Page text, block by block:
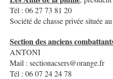
Tél : 06 27 73 81 20
Société de chasse privée
Section des anciens
ANTONI
Mail : sectionacsers@orange.fr
Tél : 06 07 24 24 78